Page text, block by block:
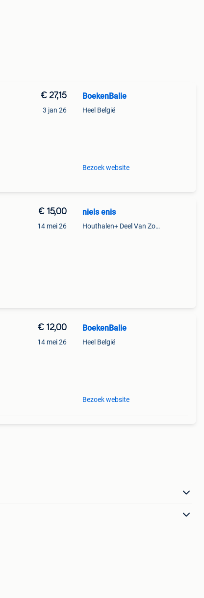
€ 27,15
3 jan 26
BoekenBalie
Heel België
Bezoek website
€ 15,00
14 mei 26
niels enis
Houthalen+ Deel Van Zonhoven En Zolder
€ 12,00
14 mei 26
BoekenBalie
Heel België
Bezoek website